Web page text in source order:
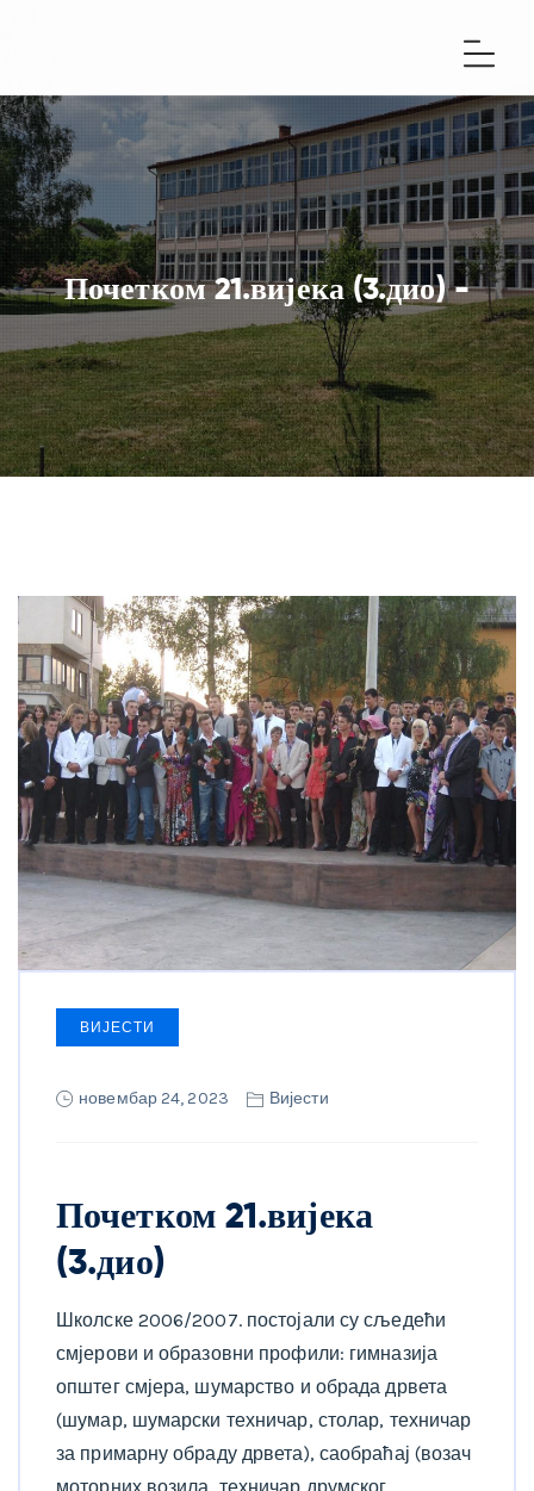
Почетком 21.вијека (3.дио) -
ВИЈЕСТИ
новембар 24, 2023 Вијести
Почетком 21.вијека
(3.дио)
Школске 2006/2007. постојали су сљедећи
смјерови и образовни профили: гимназија
општег смјера, шумарство и обрада дрвета
(шумар, шумарски техничар, столар, техничар
за примарну обраду дрвета), саобраћај (возач
моторних возила, техничар друмског